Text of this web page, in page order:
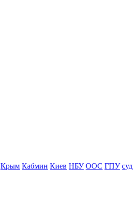
Крым Кабмин Киев НБУ ООС ГПУ суд